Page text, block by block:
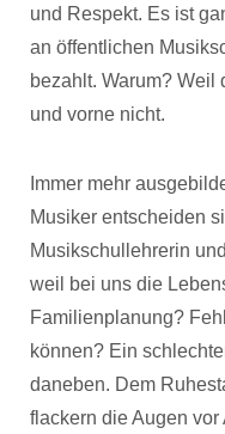
und Respekt. Es ist
an öffentlichen
bezahlt. Warum? Weil
und vorne nicht.
Immer mehr
Musiker entscheiden
Musikschullehrerin
weil bei uns die
Familienplanung?
können? Ein
daneben. Dem
flackern die Augen vor